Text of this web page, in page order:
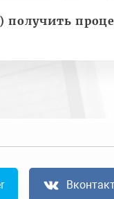
получить